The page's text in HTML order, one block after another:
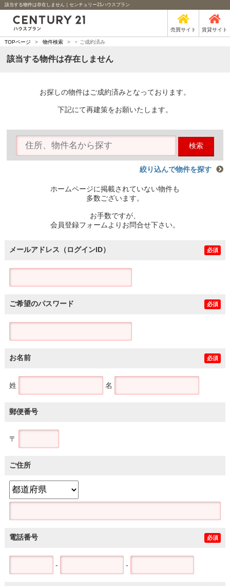
該当する物件は存在しません｜センチュリー21ハウスプラン
売買サイト 賃貸サイト
TOPページ > 物件検索 > - ご成約済み
該当する物件は存在しません
お探しの物件はご成約済みとなっております。
下記にて再建策をお願いたします。
検索
絞り込んで物件を探す
ホームページに掲載されていない物件も
多数ございます。
お手数ですが、
会員登録フォームよりお問合せ下さい。
メールアドレス（ログインID） 必須
ご希望のパスワード 必須
お名前 必須
姓 名
郵便番号
〒
ご住所
電話番号 必須
- -